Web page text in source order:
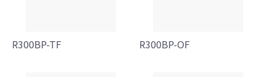
R300BP-TF R300BP-OF